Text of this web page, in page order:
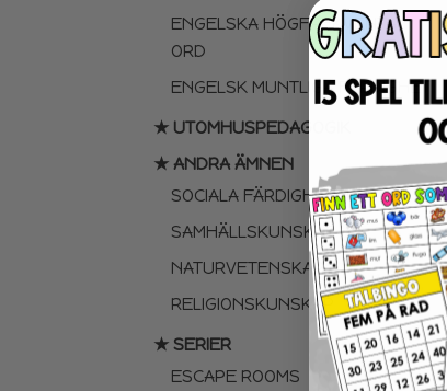
ENGELSKA HÖGFREKVENTA
ORD
ENGELSK MUNTLIGA FÄRDIGHET
★ UTOMHUSPEDAGOGIK
★ ANDRA ÄMNEN
SOCIALA FÄRDIGHETER
SAMHÄLLSKUNSKAP
NATURVETENSKAP
RELIGIONSKUNSKAP
★ SERIER
ESCAPE ROOMS